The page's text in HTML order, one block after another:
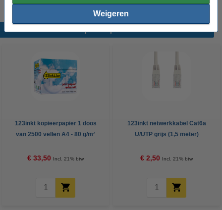
Weigeren
123inkt kopieerpapier 1 doos
van 2500 vellen A4 - 80 g/m²
€ 33,50 Incl. 21% btw
123inkt netwerkkabel Cat6a
U/UTP grijs (1,5 meter)
€ 2,50 Incl. 21% btw